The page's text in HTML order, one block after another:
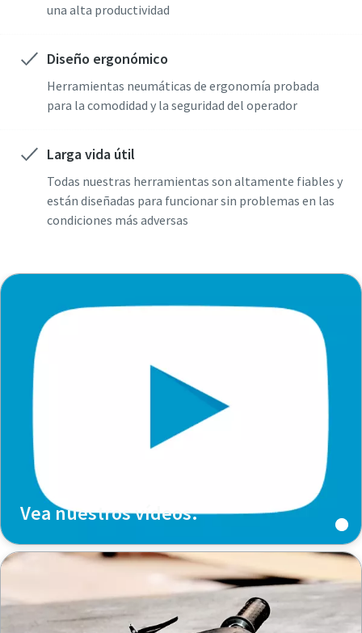
una alta productividad
Diseño ergonómico
Herramientas neumáticas de ergonomía probada
para la comodidad y la seguridad del operador
Larga vida útil
Todas nuestras herramientas son altamente fiables y
están diseñadas para funcionar sin problemas en las
condiciones más adversas
Vea nuestros vídeos.